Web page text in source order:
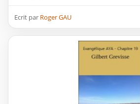
Ecrit par Roger GAU